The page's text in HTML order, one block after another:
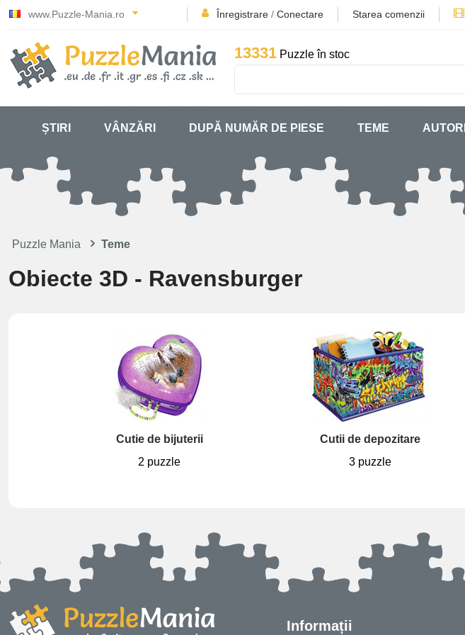
www.Puzzle-Mania.ro Înregistrare / Conectare Starea comenzii
13331 Puzzle în stoc
ȘTIRI VÂNZĂRI DUPĂ NUMĂR DE PIESE TEME AUTORI
Puzzle Mania Teme
Obiecte 3D - Ravensburger
Cutie de bijuterii
2 puzzle
Cutii de depozitare
3 puzzle
Informații